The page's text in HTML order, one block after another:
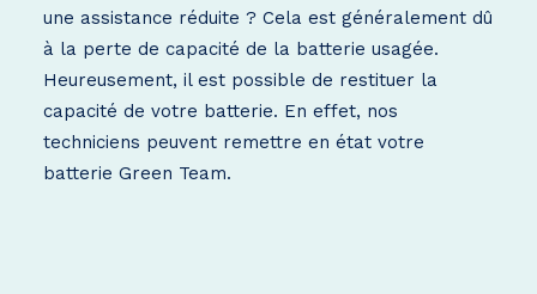
une assistance réduite ? Cela est généralement dû
à la perte de capacité de la batterie usagée.
Heureusement, il est possible de restituer la
capacité de votre batterie. En effet, nos
techniciens peuvent remettre en état votre
batterie Green Team.